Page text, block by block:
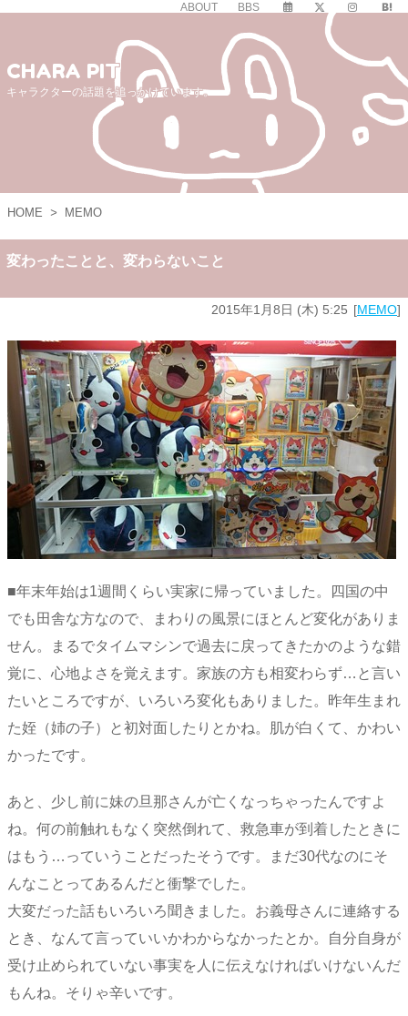
ABOUT BBS
CHARA PIT
キャラクターの話題を追っかけています。
HOME > MEMO
変わったことと、変わらないこと
2015年1月8日 (木) 5:25 MEMO
■年末年始は1週間くらい実家に帰っていました。四国の中
でも田舎な方なので、まわりの風景にほとんど変化がありま
せん。まるでタイムマシンで過去に戻ってきたかのような錯
覚に、心地よさを覚えます。家族の方も相変わらず…と言い
たいところですが、いろいろ変化もありました。昨年生まれ
た姪（姉の子）と初対面したりとかね。肌が白くて、かわい
かったです。
あと、少し前に妹の旦那さんが亡くなっちゃったんですよ
ね。何の前触れもなく突然倒れて、救急車が到着したときに
はもう…っていうことだったそうです。まだ30代なのにそ
んなことってあるんだと衝撃でした。
大変だった話もいろいろ聞きました。お義母さんに連絡する
とき、なんて言っていいかわからなかったとか。自分自身が
受け止められていない事実を人に伝えなければいけないんだ
もんね。そりゃ辛いです。